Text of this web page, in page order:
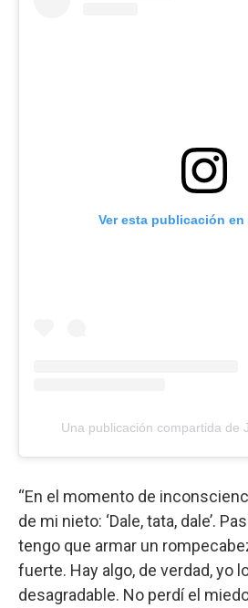
Ver esta publicación en
Una publicación compartida de
“En el momento de
de mi nieto: ‘Dale, tata, dale’.
tengo que armar un
fuerte. Hay algo, de verdad, yo
desagradable. No perdí el